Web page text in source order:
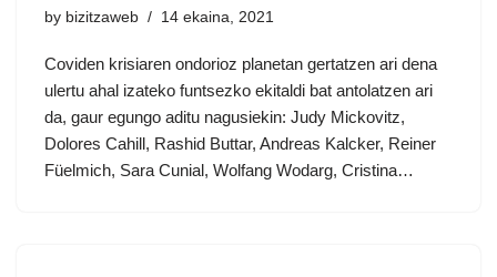
by bizitzaweb 14 ekaina, 2021
Coviden krisiaren ondorioz planetan gertatzen ari dena
ulertu ahal izateko funtsezko ekitaldi bat antolatzen ari
da, gaur egungo aditu nagusiekin: Judy Mickovitz,
Dolores Cahill, Rashid Buttar, Andreas Kalcker, Reiner
Füelmich, Sara Cunial, Wolfang Wodarg, Cristina…